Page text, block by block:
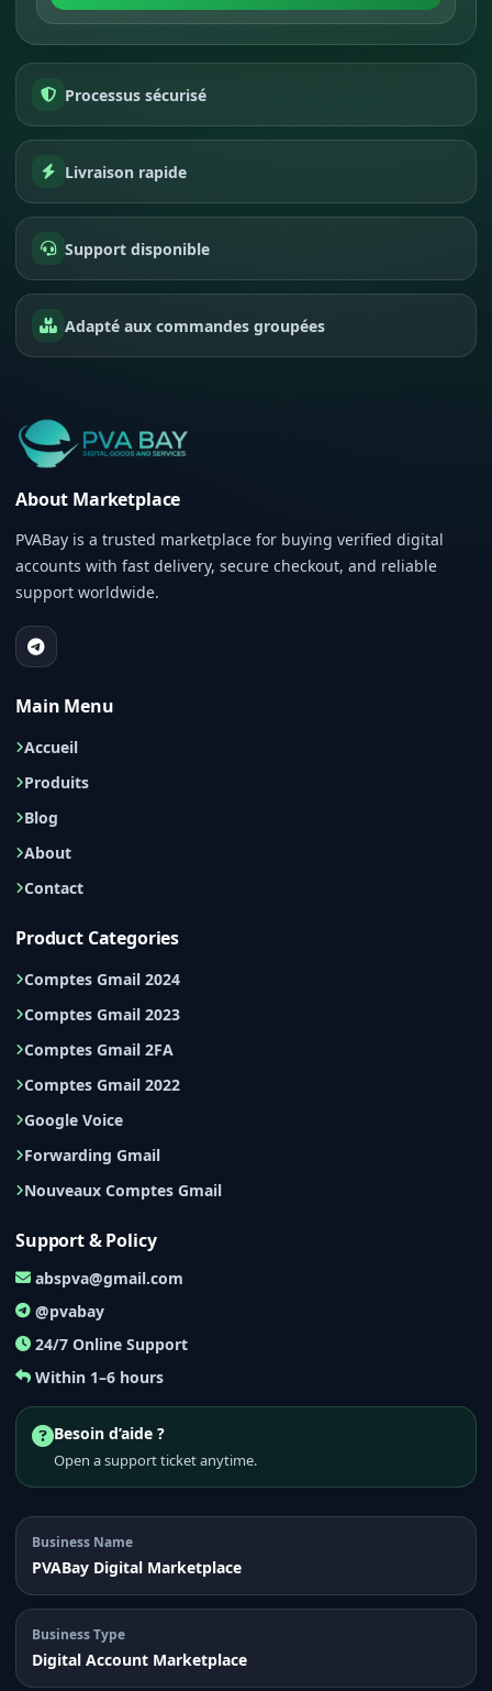
Processus sécurisé
Livraison rapide
Support disponible
Adapté aux commandes groupées
About Marketplace
PVABay is a trusted marketplace for buying verified digital
accounts with fast delivery, secure checkout, and reliable
support worldwide.
Main Menu
Accueil
Produits
Blog
About
Contact
Product Categories
Comptes Gmail 2024
Comptes Gmail 2023
Comptes Gmail 2FA
Comptes Gmail 2022
Google Voice
Forwarding Gmail
Nouveaux Comptes Gmail
Support & Policy
abspva@gmail.com
@pvabay
24/7 Online Support
Within 1–6 hours
Besoin d’aide ?
Open a support ticket anytime.
Business Name
PVABay Digital Marketplace
Business Type
Digital Account Marketplace